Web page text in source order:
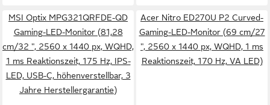
MSI Optix MPG321QRFDE-QD
Gaming-LED-Monitor (81,28
cm/32 ", 2560 x 1440 px, WQHD,
1 ms Reaktionszeit, 175 Hz, IPS-
LED, USB-C, höhenverstellbar, 3
Jahre Herstellergarantie)
Acer Nitro ED270U P2 Curved-
Gaming-LED-Monitor (69 cm/27
", 2560 x 1440 px, WQHD, 1 ms
Reaktionszeit, 170 Hz, VA LED)